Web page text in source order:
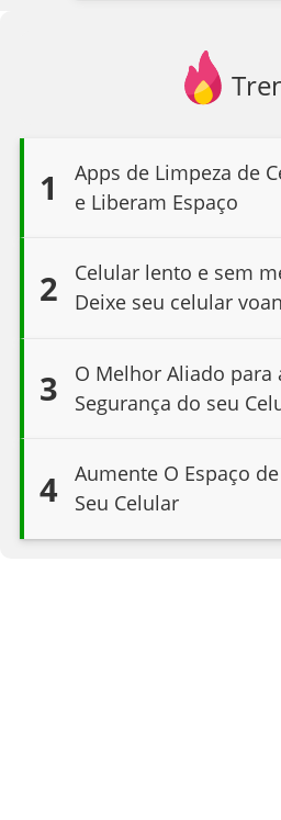
1
Apps de Limpeza de
e Liberam Espaço
2
Celular lento e sem
Deixe seu celular
3
O Melhor Aliado para
Segurança do seu
4
Aumente O Espaço
Seu Celular